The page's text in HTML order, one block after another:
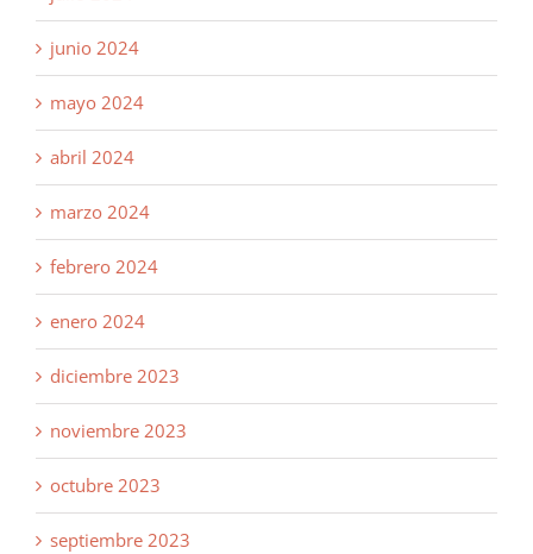
junio 2024
mayo 2024
abril 2024
marzo 2024
febrero 2024
enero 2024
diciembre 2023
noviembre 2023
octubre 2023
septiembre 2023